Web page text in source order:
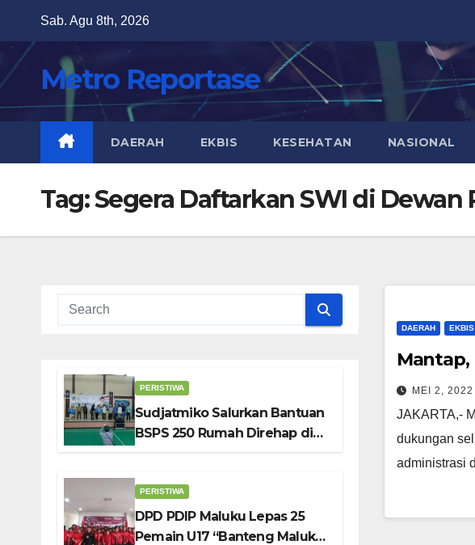
content
Sab. Agu 8th, 2026
Metro Reportase
DAERAH EKBIS KESEHATAN NASIONAL
Tag:Segera Daftarkan SWI di Dewan
PERISTIWA
Sudjatmiko Salurkan Bantuan
BSPS 250 Rumah Direhap di
PERISTIWA
DPD PDIP Maluku Lepas 25
Pemain U17 “Banteng Maluku
DAERAH EKBIS
Mantap,
MEI 2, 2022
JAKARTA,-
dukungan
administrasi